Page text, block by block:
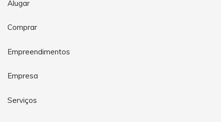
Alugar
Comprar
Empreendimentos
Empresa
Serviços